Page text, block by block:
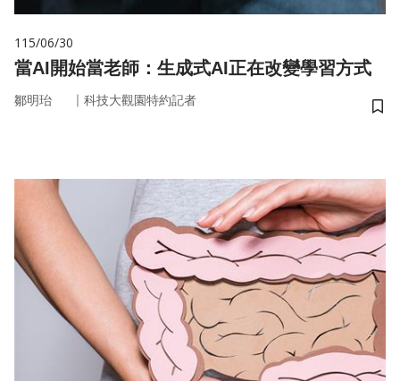
115/06/30
當AI開始當老師：生成式AI正在改變學習方式
鄒明珆 ｜ 科技大觀園特約記者
儲